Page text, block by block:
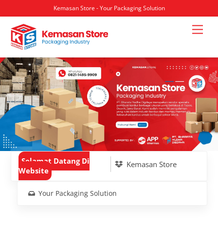
Kemasan Store - Your Packaging Solution
content
Selamat Datang Di
Website
Kemasan Store
Your Packaging Solution